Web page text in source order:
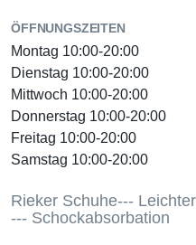
ÖFFNUNGSZEITEN
Montag 10:00-20:00
Dienstag 10:00-20:00
Mittwoch 10:00-20:00
Donnerstag 10:00-20:00
Freitag 10:00-20:00
Samstag 10:00-20:00
Rieker Schuhe---
--- Schockabsorbation